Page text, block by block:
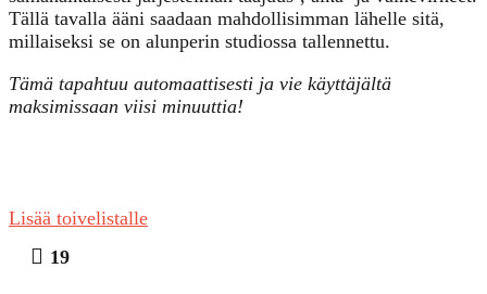
Tällä tavalla ääni saadaan mahdollisimman lähelle sitä,
millaiseksi se on alunperin studiossa tallennettu.
Tämä tapahtuu automaattisesti ja vie käyttäjältä
maksimissaan viisi minuuttia!
Lisää toivelistalle
19